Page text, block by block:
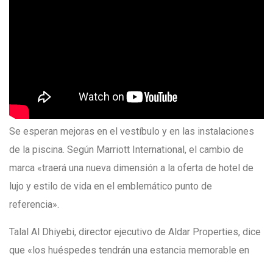
Se esperan mejoras en el vestíbulo y en las instalaciones
de la piscina. Según Marriott International, el cambio de
marca «traerá una nueva dimensión a la oferta de hotel de
lujo y estilo de vida en el emblemático punto de
referencia».
Talal Al Dhiyebi, director ejecutivo de Aldar Properties, dice
que «los huéspedes tendrán una estancia memorable en